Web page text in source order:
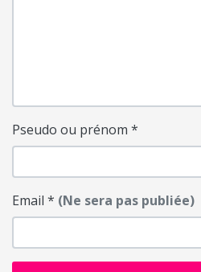
Pseudo ou prénom *
Email * (Ne sera pas publiée)